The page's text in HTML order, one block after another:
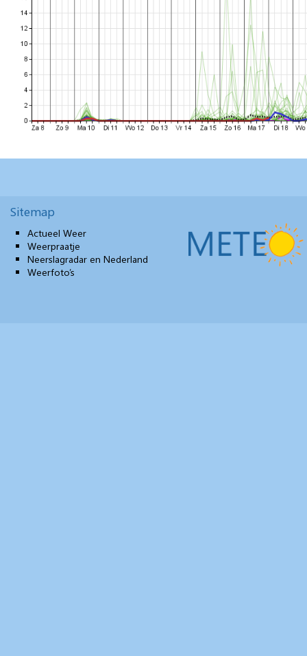
Sitemap
Actueel Weer
Weerpraatje
Neerslagradar en Nederland
Weerfoto’s